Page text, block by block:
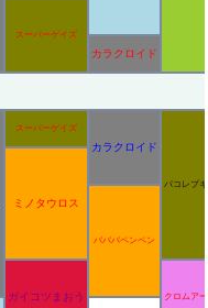
スーパーゲイズ
カラクロイド
スーパーゲイズ
カラクロイド
パコレプ
ミノタウロス
バババペンペン
ガイコツまおう クロムア